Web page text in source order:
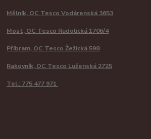
Mělník, OC Tesco Vodárenská 3653
Most, OC Tesco Rudolická 1706/4
Příbram, OC Tesco Žežická 598
Rakovník, OC Tesco Luženská 2725
Tel.: 775 477 971